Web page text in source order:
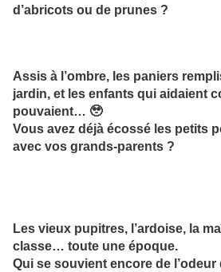
d’abricots ou de prunes ?
Assis à l’ombre, les paniers
jardin, et les enfants qui aidaient
pouvaient… 🥹
Vous avez déjà écossé les petits
avec vos grands-parents ?
Les vieux pupitres, l’ardoise, la
classe… toute une époque.
Qui se souvient encore de